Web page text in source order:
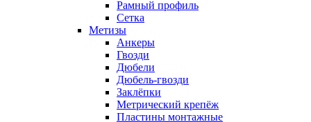
Рамный профиль
Сетка
Метизы
Анкеры
Гвозди
Дюбели
Дюбель-гвозди
Заклёпки
Метрический крепёж
Пластины монтажные